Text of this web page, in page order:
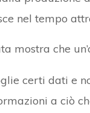
nel tempo
mostra che
certi dati e
a ciò